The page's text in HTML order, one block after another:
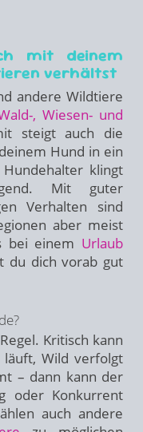
mit deinem
verhältst
andere Wildtiere
, Wiesen- und
steigt auch die
Hund in ein
klingt
Mit guter
Verhalten sind
aber meist
bei einem Urlaub
du dich vorab gut
Kritisch kann
Wild verfolgt
– dann kann der
oder Konkurrent
auch andere